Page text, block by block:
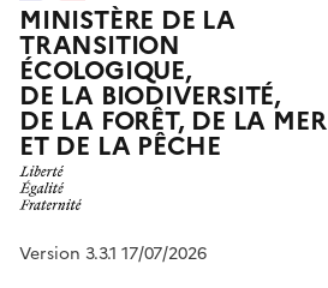
MINISTÈRE DE LA
TRANSITION
ÉCOLOGIQUE,
DE LA BIODIVERSITÉ,
DE LA FORÊT, DE LA MER
ET DE LA PÊCHE
Version 3.3.1 17/07/2026